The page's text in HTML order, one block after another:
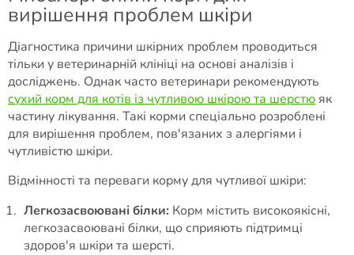
вирішення проблем шкіри
Діагностика причини шкірних проблем проводиться
тільки у ветеринарній клініці на основі аналізів і
досліджень. Однак часто ветеринари рекомендують
сухий корм для котів із чутливою шкірою та шерстю як
частину лікування. Такі корми спеціально розроблені
для вирішення проблем, пов'язаних з алергіями і
чутливістю шкіри.
Відмінності та переваги корму для чутливої шкіри:
Легкозасвоювані білки: Корм містить високоякісні,
легкозасвоювані білки, що сприяють підтримці
здоров'я шкіри та шерсті.